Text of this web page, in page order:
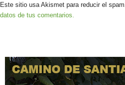
Este sitio usa Akismet para reducir el spam.
datos de tus comentarios.